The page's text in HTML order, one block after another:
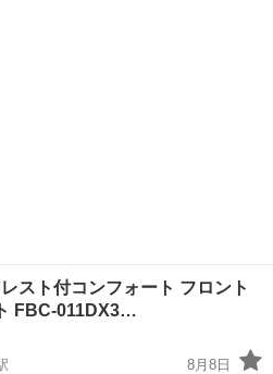
スト付コンフォート フロント
FBC-011DX3…
8月8日